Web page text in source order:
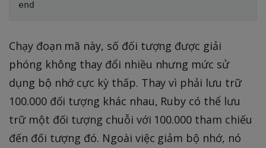
Chạy đoạn mã này, số đối tượng được giải
phóng không thay đổi nhiều nhưng mức sử
dụng bộ nhớ cực kỳ thấp. Thay vì phải lưu trữ
100.000 đối tượng khác nhau, Ruby có thể lưu
trữ một đối tượng chuỗi với 100.000 tham chiếu
đến đối tượng đó. Ngoài việc giảm bộ nhớ, nó